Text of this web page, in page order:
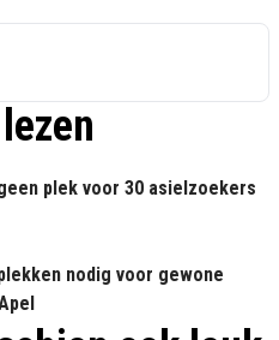
plek voor 30 asielzoekers
nodig voor gewone